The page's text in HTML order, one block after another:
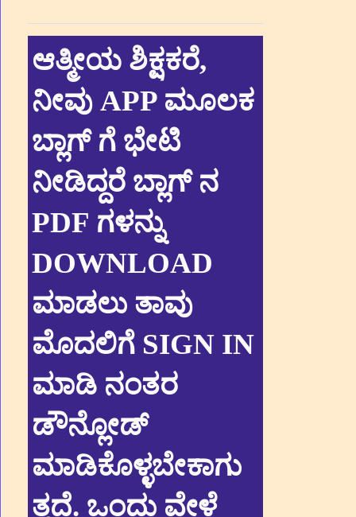
ಆತ್ಮೀಯ ಶಿಕ್ಷಕರೆ,
ನೀವು APP ಮೂಲಕ
ಬ್ಲಾಗ್ ಗೆ ಭೇಟಿ
ನೀಡಿದ್ದರೆ ಬ್ಲಾಗ್ ನ
PDF ಗಳನ್ನು
DOWNLOAD
ಮಾಡಲು ತಾವು
ಮೊದಲಿಗೆ SIGN IN
ಮಾಡಿ ನಂತರ
ಡೌನ್ಲೋಡ್
ಮಾಡಿಕೊಳ್ಳಬೇಕಾಗು
ತ್ತದೆ. ಒಂದು ವೇಳೆ